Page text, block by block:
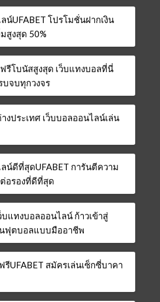
น์UFABET โปรโมชั่นฝากเงิน
สูงสุด 50%
รีโบนัสสูงสุด เว็บแทงบอลที่นี่
บจบทุกวงจร
งประเทศ เว็บบอลออนไลน์เล่น
น์ดีที่สุดUFABET การันตีความ
อรองที่ดีที่สุด
บแทงบอลออนไลน์ ก้าวเข้าสู่
ฟุตบอลแบบมืออาชีพ
UFABET สมัครเล่นเซ็กซี่บาคา